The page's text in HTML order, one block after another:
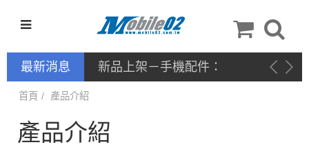
最新消息
新品上架－手機配件：
NILLKIN
首頁 產品介紹
產品介紹